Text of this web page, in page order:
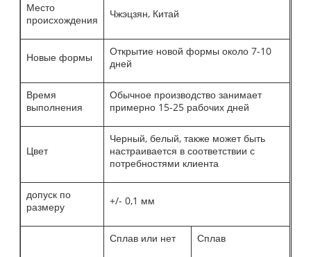
Место
происхождения
Чжэцзян, Китай
Новые формы
Открытие новой формы около 7-10
дней
Время
выполнения
Обычное производство занимает
примерно 15-25 рабочих дней
Цвет
Черный, белый, также может быть
настраивается в соответствии с
потребностями клиента
допуск по
размеру
+/- 0,1 мм
Сплав или нет Сплав